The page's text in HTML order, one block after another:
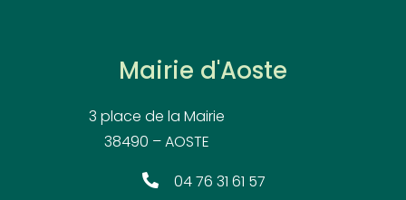
Mairie d'Aoste
3 place de la Mairie
38490 – AOSTE
04 76 31 61 57